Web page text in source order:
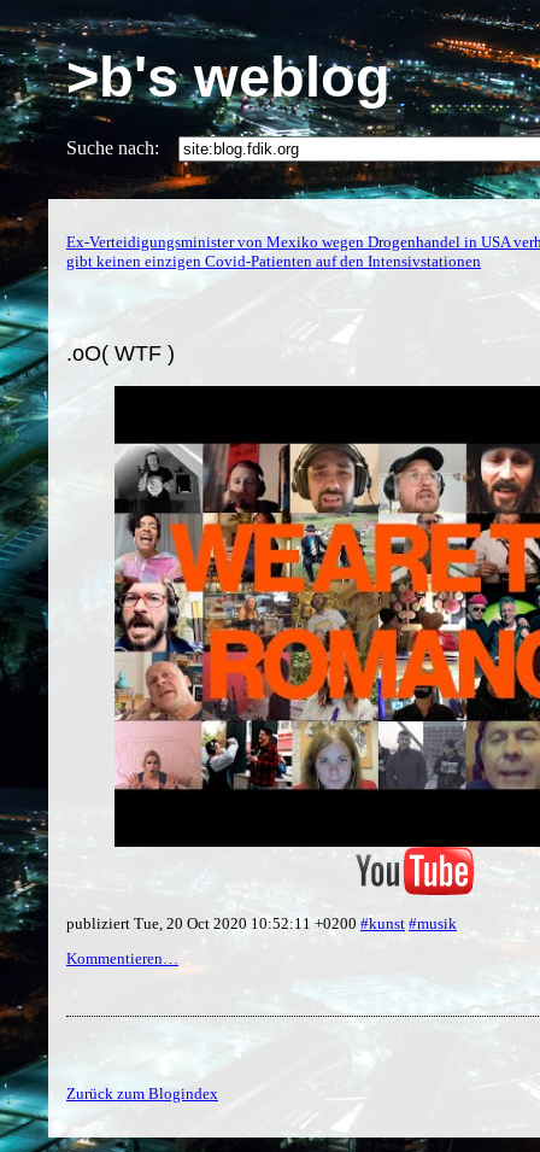
>b's weblog
Suche nach:
Ex-Verteidigungsminister von Mexiko wegen Drogenhandel in USA
gibt keinen einzigen Covid-Patienten auf den Intensivstationen
.oO( WTF )
publiziert Tue, 20 Oct 2020 10:52:11 +0200 #kunst #musik
Kommentieren…
Zurück zum Blogindex